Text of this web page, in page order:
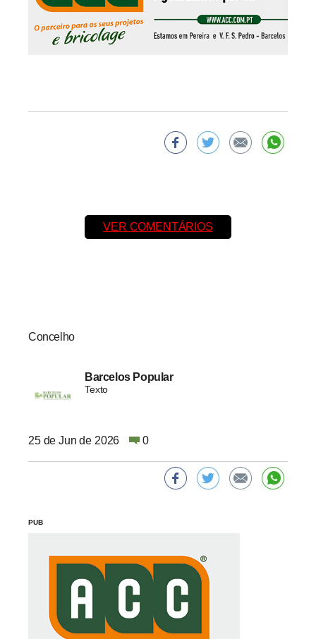
VER COMENTÁRIOS
Concelho
Barcelos Popular
Texto
25 de Jun de 2026 0
PUB